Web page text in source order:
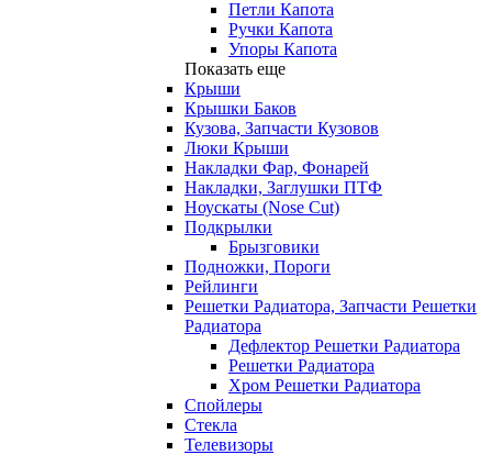
Петли Капота
Ручки Капота
Упоры Капота
Показать еще
Крыши
Крышки Баков
Кузова, Запчасти Кузовов
Люки Крыши
Накладки Фар, Фонарей
Накладки, Заглушки ПТФ
Ноускаты (Nose Cut)
Подкрылки
Брызговики
Подножки, Пороги
Рейлинги
Решетки Радиатора, Запчасти Решетки
Радиатора
Дефлектор Решетки Радиатора
Решетки Радиатора
Хром Решетки Радиатора
Спойлеры
Стекла
Телевизоры